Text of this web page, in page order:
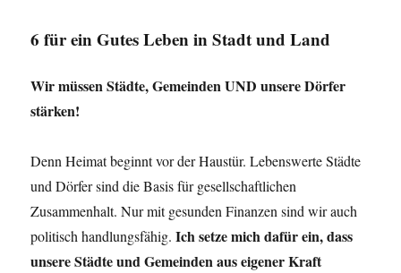
6 für ein Gutes Leben in Stadt und Land
Wir müssen Städte, Gemeinden UND unsere Dörfer
stärken!
Denn Heimat beginnt vor der Haustür. Lebenswerte Städte
und Dörfer sind die Basis für gesellschaftlichen
Zusammenhalt. Nur mit gesunden Finanzen sind wir auch
politisch handlungsfähig.Ich setze mich dafür ein, dass
unsere Städte und Gemeinden aus eigener Kraft